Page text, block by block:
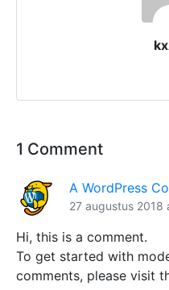
1 Comment
A WordPress
27 augustus 2018
Hi, this is a comment.
To get started with
comments, please visit